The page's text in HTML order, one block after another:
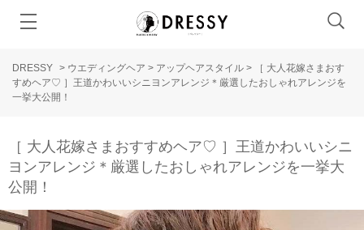
DRESSY > ウエディングヘア > アップヘアスタイル >
［ 大人花嫁さまおす
すめヘア♡ ］王道かわいいシニヨンアレンジ＊厳選したおしゃれアレンジを
一挙大公開！
［ 大人花嫁さまおすすめヘア♡ ］王道かわいいシニ
ヨンアレンジ＊厳選したおしゃれアレンジを一挙大
公開！